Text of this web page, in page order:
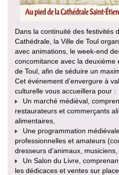
Dans la continuité des festivités
Cathédrale, la Ville de Toul
avec animations, le week-end
concomitance avec la deuxième
de Toul, afin de séduire un
Cet événement d’envergure à
culturelle vous accueillera pour :
Un marché médiéval,
restaurateurs et commerçants
alimentaires,
Une programmation
professionnelles et amateurs
dresseurs d’animaux, musiciens,
Un Salon du Livre,
les dédicaces et ventes sur